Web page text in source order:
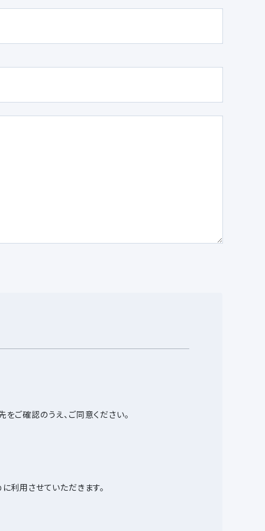
をご確認のうえ、ご同意ください。
利用させていただきます。